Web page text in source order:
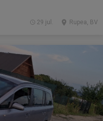
Rupea, BV
29 jul.